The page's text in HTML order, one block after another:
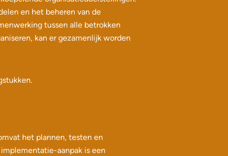
en het beheren van de
tussen alle betrokken
kan er gezamenlijk worden
het plannen, testen en
aanpak is een